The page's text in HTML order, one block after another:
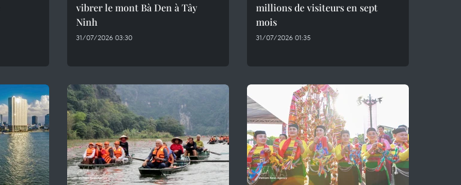
vibrer le mont Bà Den à Tây
Ninh
31/07/2026 03:30
millions de visiteurs en sept
mois ​
31/07/2026 01:35